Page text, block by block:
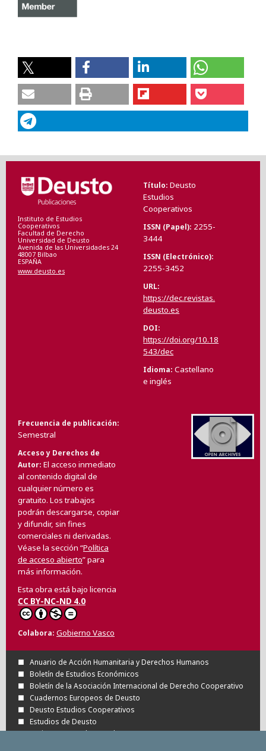
Instituto de Estudios
Cooperativos
Facultad de Derecho
Universidad de Deusto
Avenida de las Universidades 24
48007 Bilbao
ESPAÑA
www.deusto.es
Título Deusto
Estudios
Cooperativos
ISSN (Papel) 2255-
3444
ISSN (Electrónico)
2255-3452
URL
https://dec.revistas.
deusto.es
DOI
https://doi.org/10.18
543/dec
Idioma Castellano
e inglés
Frecuencia de publicación
Semestral
Acceso y Derechos de
Autor El acceso inmediato
al contenido digital de
cualquier número es
gratuito. Los trabajos
podrán descargarse, copiar
y difundir, sin fines
comerciales ni derivadas.
Véase la sección “Política
de acceso abierto” para
más información.
Esta obra está bajo licencia
CC BY-NC-ND 4.0
Colabora Gobierno Vasco
Anuario de Acción Humanitaria y Derechos Humanos
Boletín de Estudios Económicos
Boletín de la Asociación Internacional de Derecho Cooperativo
Cuadernos Europeos de Deusto
Deusto Estudios Cooperativos
Estudios de Deusto
Revista Deusto de Derechos Humanos